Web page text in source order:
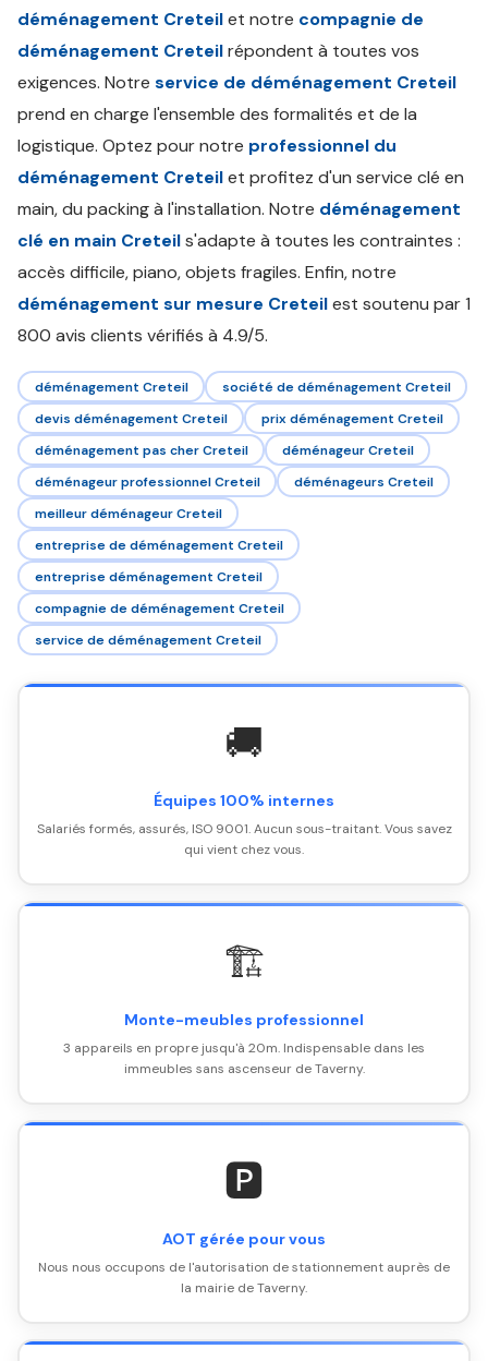
déménagement Creteilet notre compagnie de
déménagement Creteilrépondent à toutes vos
exigences. Notre service de déménagement Creteil
prend en charge l'ensemble des formalités et de la
logistique. Optez pour notre professionnel du
déménagement Creteilet profitez d'un service clé en
main, du packing à l'installation. Notre déménagement
clé en main Creteils'adapte à toutes les contraintes :
accès difficile, piano, objets fragiles. Enfin, notre
déménagement sur mesure Creteilest soutenu par 1
800 avis clients vérifiés à 4.9/5.
déménagement Creteil
société de déménagement Creteil
devis déménagement Creteil
prix déménagement Creteil
déménagement pas cher Creteil
déménageur Creteil
déménageur professionnel Creteil
déménageurs Creteil
meilleur déménageur Creteil
entreprise de déménagement Creteil
entreprise déménagement Creteil
compagnie de déménagement Creteil
service de déménagement Creteil
🚚
Équipes 100% internes
Salariés formés, assurés, ISO 9001. Aucun sous-traitant. Vous savez
qui vient chez vous.
🏗️
Monte-meubles professionnel
3 appareils en propre jusqu'à 20m. Indispensable dans les
immeubles sans ascenseur de Taverny.
🅿️
AOT gérée pour vous
Nous nous occupons de l'autorisation de stationnement auprès de
la mairie de Taverny.